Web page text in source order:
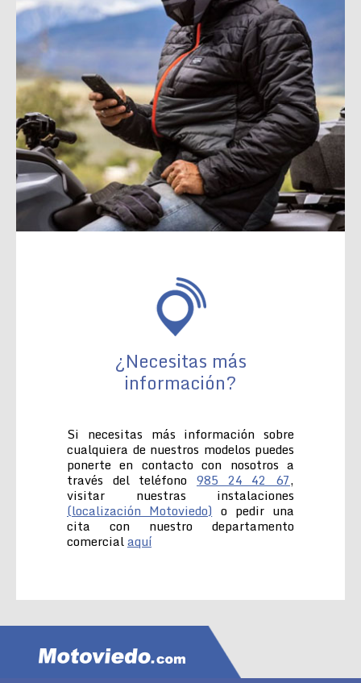
¿Necesitas más
información?
Si necesitas más información sobre
cualquiera de nuestros modelos puedes
ponerte en contacto con nosotros a
través del teléfono 985 24 42 67,
visitar nuestras instalaciones
(localización Motoviedo) o pedir una
cita con nuestro departamento
comercialaquí